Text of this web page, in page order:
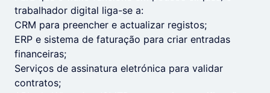
trabalhador digital liga-se a:
CRM para preencher e actualizar registos;
ERP e sistema de faturação para criar entradas
financeiras;
Serviços de assinatura eletrónica para validar
contratos;